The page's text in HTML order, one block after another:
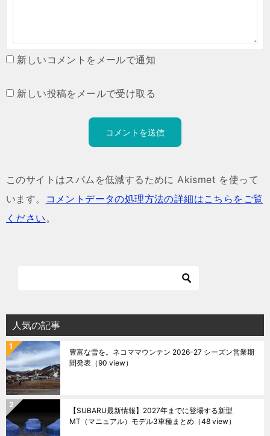
新しいコメントをメールで通知
新しい投稿をメールで受け取る
このサイトはスパムを低減するために Akismet を使って
います。
コメントデータの処理方法の詳細はこちらをご覧
ください。
人気の記事
豊富な雪を。ネコママウンテン 2026-27 シーズン営業期
間発表 （90 view）
【SUBARU最新情報】2027年までに登場する新型
MT（マニュアル）モデル3車種まとめ （48 view）